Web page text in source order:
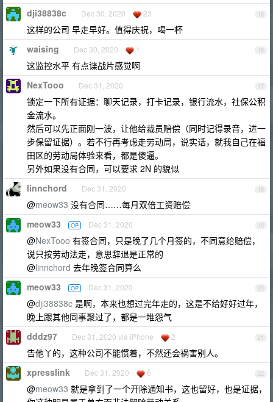
15
dji38838c Dec 30, 2020 23
这样的公司 早走早好。值得庆祝，喝一杯
16
waising Dec 30, 2020 1
这监控水平 有点谍战片感觉啊
17
NexTooo Dec 31, 2020
锁定一下所有证据：聊天记录，打卡记录，银行流水，社保公积
金流水。
然后可以先正面刚一波，让他给裁员赔偿（同时记得录音，进一
步保留证据）。若不行再考虑走劳动局，说实话，就我自己在福
田区的劳动局体验来看，都是傻逼。
另外如果没有合同，可以要求 2N 的貌似
18
linnchord Dec 31, 2020
@meow33 没有合同……每月双倍工资赔偿
19
meow33 OP Dec 31, 2020
@NexTooo 有签合同，只是晚了几个月签的，不同意给赔偿，
说只按劳动法走，意思辞退是正常的
@linnchord 去年晚签合同算么
20
meow33 OP Dec 31, 2020
@dji38838c 是啊，本来也想过完年走的，这是不给好好过年，
晚上跟其他同事聚过了，都是一堆怨气
21
dddz97 Dec 31, 2020 via iPhone 2
告他丫的，这种公司不能惯着，不然还会祸害别人。
22
xpresslink Dec 31, 2020 6
@meow33 就是拿到了一个开除通知书，这也留好，也是证据，